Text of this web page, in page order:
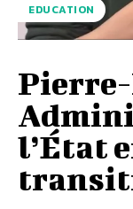
EDUCATION
l’État